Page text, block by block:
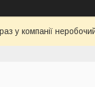
у компанії